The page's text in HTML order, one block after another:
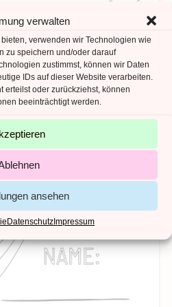
verwalten
verwenden wir Technologien wie
zu speichern und/oder darauf
zustimmst, können wir Daten
IDs auf dieser Website verarbeiten.
erteilst oder zurückziehst, können
beeinträchtigt werden.
ansehen
DatenschutzImpressum